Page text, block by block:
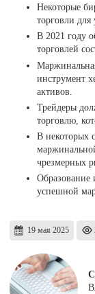
Некоторые
торговли
В 2021 году
торговлей
инструмент
активов.
Трейдеры
торговлю,
В некоторых
чрезмерных
Образование
успешной
19 мая 2025